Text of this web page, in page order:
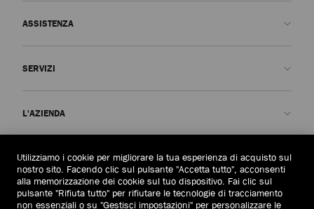
ASSISTENZA
Consegna
Resi e cambi
SERVIZI
Garanzia
L'AZIENDA
La Nostra Storia
JC World
AREA LEGALE
Informativa sulla privacy
Italia(€)
Utilizziamo i cookie per migliorare la tua esperienza di acquisto sul
nostro sito. Facendo clic sul pulsante "Accetta tutto", acconsenti
alla memorizzazione dei cookie sul tuo dispositivo. Fai clic sul
pulsante "Rifiuta tutto" per rifiutare le tecnologie di tracciamento
non essenziali o su "Gestisci impostazioni" per personalizzare le